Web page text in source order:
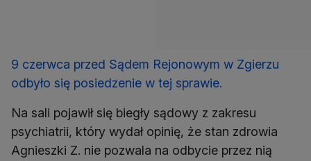
9 czerwca przed Sądem Rejonowym w Zgierzu
odbyło się posiedzenie w tej sprawie.
Na sali pojawił się biegły sądowy z zakresu
psychiatrii, który wydał opinię, że stan zdrowia
Agnieszki Z. nie pozwala na odbycie przez nią